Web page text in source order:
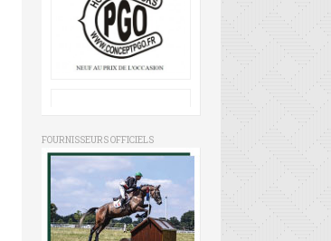
FOURNISSEURS OFFICIELS